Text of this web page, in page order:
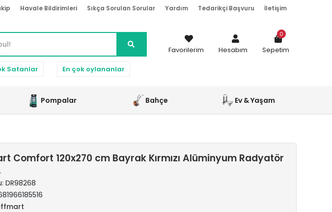
Havale Bildirimleri Sıkça Sorulan Sorular Yardım Tedarikçi Başvuru İletişim
Satanlar En çok oylananlar
Favorilerim Hesabım Sepetim
0
Pompalar Bahçe Ev & Yaşam
Comfort 120x270 cm Bayrak Kırmızı Alüminyum Radyatör
DR98268